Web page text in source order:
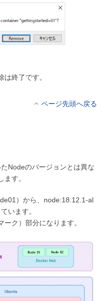
終了です。
ページ先頭へ戻る
Nodeのバージョンとは異な
す。
）から、node:18.12.1-al
います。
マーク）部分になります。